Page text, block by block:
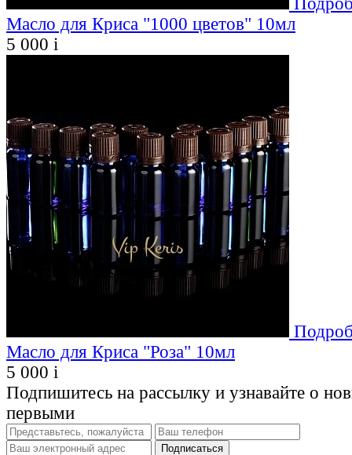
Масло для Криса "1000 цветов" 10мл
5 000 i
Масло для Криса "Роза" 10мл
5 000 i
Подпишитесь на рассылку и узнавайте о
первыми